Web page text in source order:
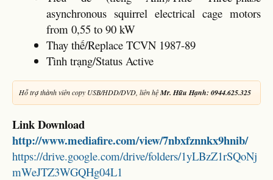
asynchronous squirrel electrical cage motors
from 0,55 to 90 kW
Thay thế/Replace TCVN 1987-89
Tình trạng/Status Active
Hỗ trợ thành viên copy USB/HDD/DVD, liên hệMr. Hữu Hạnh: 0944.625.325
Link Download
http://www.mediafire.com/view/7nbxfznnkx9hnib/
https://drive.google.com/drive/folders/1yLBzZ1rSQoNj
mWeJTZ3WGQHg04L1